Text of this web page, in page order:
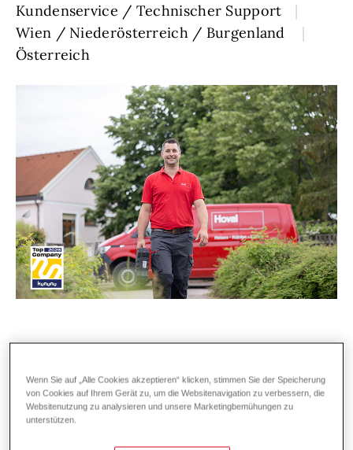
Kundenservice / Technischer Support
Wien / Niederösterreich / Burgenland
Österreich
Bei Hoval stehen angenehme Temperaturen
an erster Stelle – und das schon seit mehr als
75 Jahren. Unsere Kundschaft in der Heiz-
Wenn Sie auf „Alle Cookies akzeptieren“ klicken, stimmen Sie der Speicherung
von Cookies auf Ihrem Gerät zu, um die Websitenavigation zu verbessern, die
Websitenutzung zu analysieren und unsere Marketingbemühungen zu
unterstützen.